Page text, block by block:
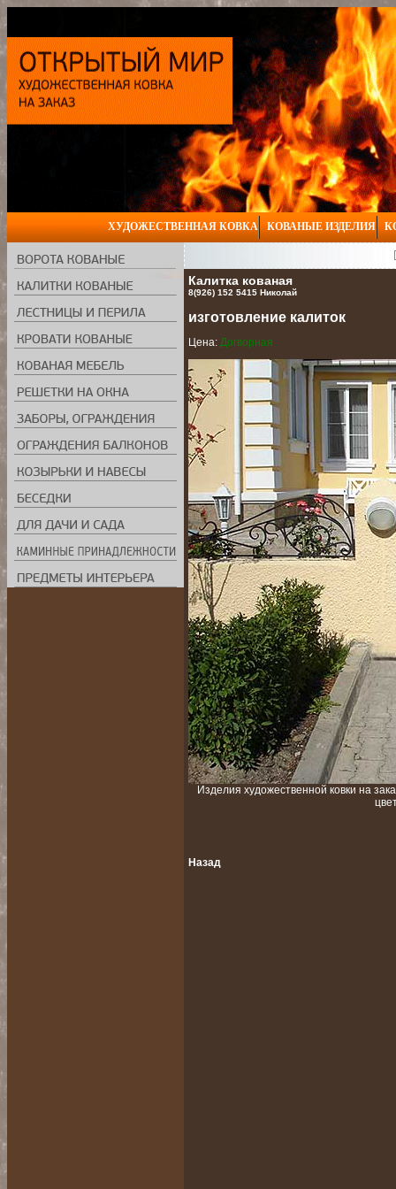
ХУДОЖЕСТВЕННАЯ КОВКА КОВАНЫЕ ИЗДЕЛИЯ
Калитка кованая
8(926) 152 5415 Николай
изготовление калиток
Цена: Догворная
Изделия художественной ковки на
Назад